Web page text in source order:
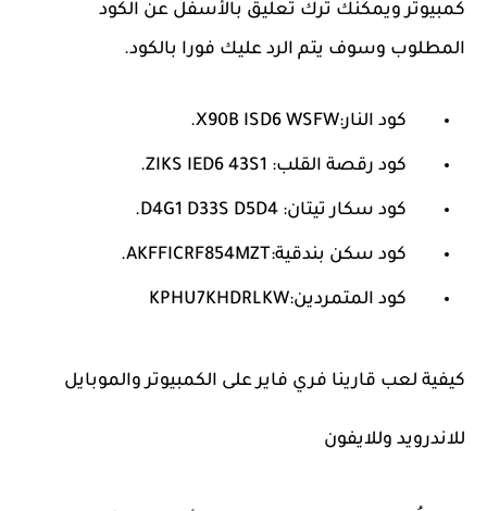
كمبيوتر ويمكنك ترك تعليق بالأسفل عن الكود
المطلوب وسوف يتم الرد عليك فورا بالكود.
كود النار:X90B ISD6 WSFW.
كود رقصة القلب: ZIKS IED6 43S1.
كود سكار تيتان: D4G1 D33S D5D4.
كود سكن بندقية:AKFFICRF854MZT.
كود المتمردين:KPHU7KHDRLKW
كيفية لعب قارينا فري فاير على الكمبيوتر والموبايل
للاندرويد وللايفون